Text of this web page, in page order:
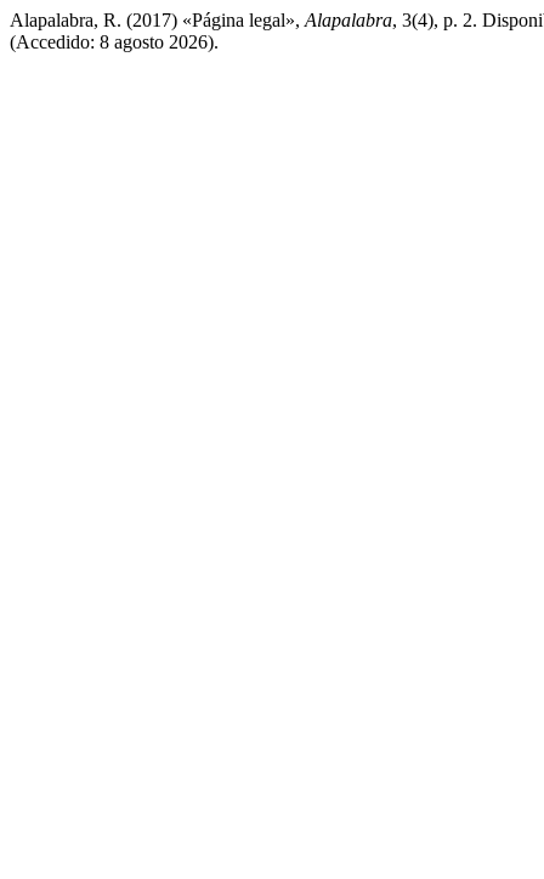
Alapalabra, R. (2017) «Página legal», Alapalabra, 3(4), p. 2.
(Accedido: 8 agosto 2026).